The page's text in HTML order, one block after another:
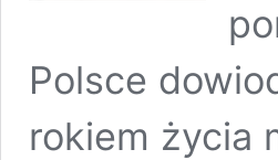
Polsce
rokiem życia